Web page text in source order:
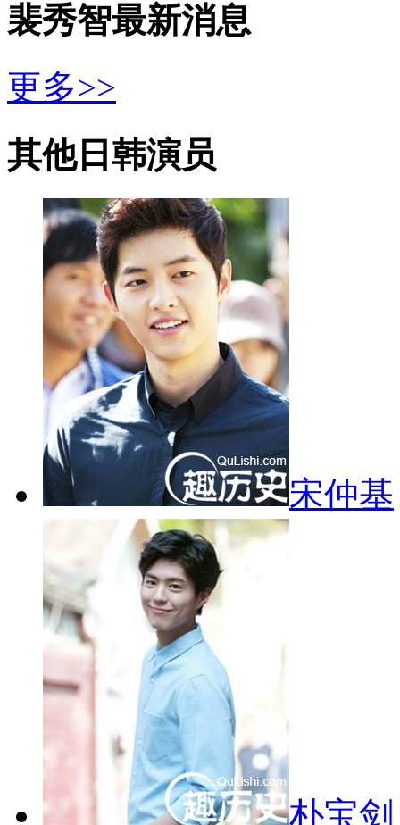
裴秀智最新消息
更多>>
其他日韩演员
宋仲基
朴宝剑